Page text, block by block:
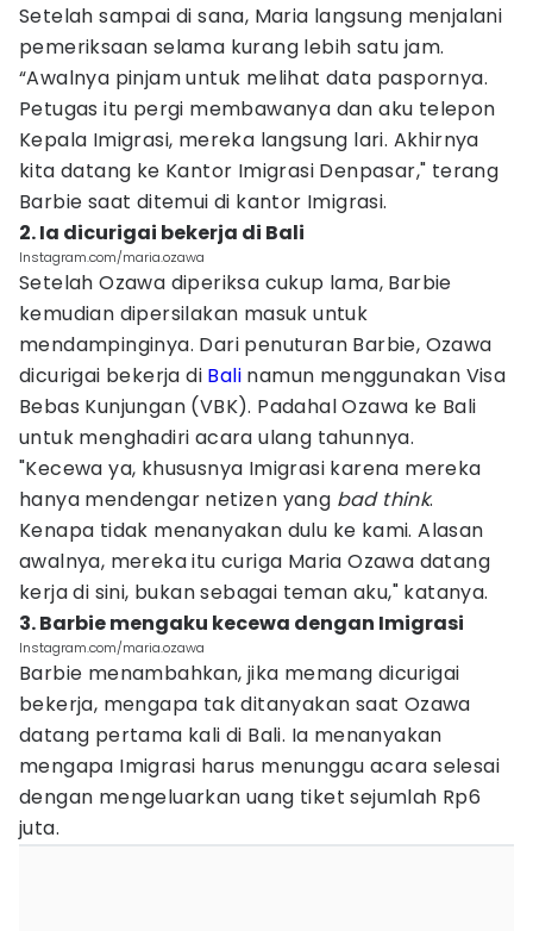
Setelah sampai di sana, Maria langsung menjalani
pemeriksaan selama kurang lebih satu jam.
“Awalnya pinjam untuk melihat data paspornya.
Petugas itu pergi membawanya dan aku telepon
Kepala Imigrasi, mereka langsung lari. Akhirnya
kita datang ke Kantor Imigrasi Denpasar," terang
Barbie saat ditemui di kantor Imigrasi.
2. Ia dicurigai bekerja di Bali
Instagram.com/maria.ozawa
Setelah Ozawa diperiksa cukup lama, Barbie
kemudian dipersilakan masuk untuk
mendampinginya. Dari penuturan Barbie, Ozawa
dicurigai bekerja di Bali namun menggunakan Visa
Bebas Kunjungan (VBK). Padahal Ozawa ke Bali
untuk menghadiri acara ulang tahunnya.
"Kecewa ya, khususnya Imigrasi karena mereka
hanya mendengar netizen yang bad think.
Kenapa tidak menanyakan dulu ke kami. Alasan
awalnya, mereka itu curiga Maria Ozawa datang
kerja di sini, bukan sebagai teman aku," katanya.
3. Barbie mengaku kecewa dengan Imigrasi
Instagram.com/maria.ozawa
Barbie menambahkan, jika memang dicurigai
bekerja, mengapa tak ditanyakan saat Ozawa
datang pertama kali di Bali. Ia menanyakan
mengapa Imigrasi harus menunggu acara selesai
dengan mengeluarkan uang tiket sejumlah Rp6
juta.